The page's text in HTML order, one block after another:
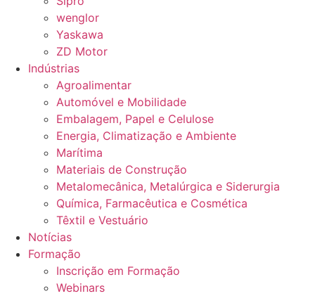
wenglor
Yaskawa
ZD Motor
Indústrias
Agroalimentar
Automóvel e Mobilidade
Embalagem, Papel e Celulose
Energia, Climatização e Ambiente
Marítima
Materiais de Construção
Metalomecânica, Metalúrgica e Siderurgia
Química, Farmacêutica e Cosmética
Têxtil e Vestuário
Notícias
Formação
Inscrição em Formação
Webinars